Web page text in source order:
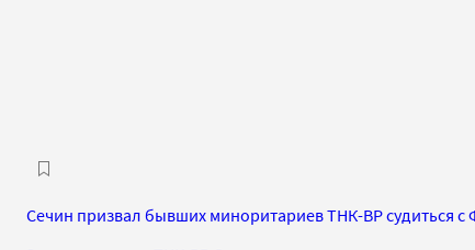
Сечин призвал бывших миноритариев ТНК-ВР судиться